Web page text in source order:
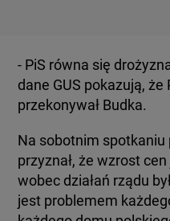
- PiS równa się
dane GUS pokazują,
przekonywał Budka.
Na sobotnim
przyznał, że wzrost
wobec działań rządu
jest problemem